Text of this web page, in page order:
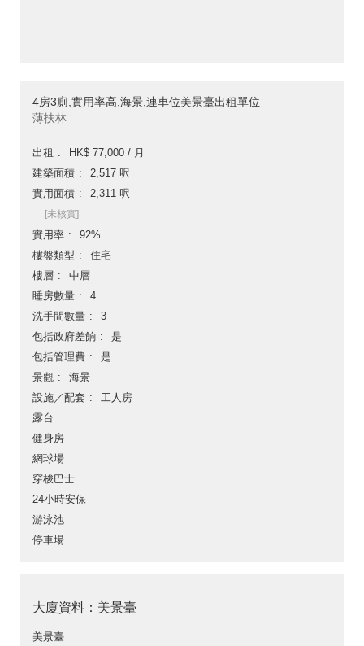
4房3廁,實用率高,海景,連車位美景臺出租單位
薄扶林
出租
HK$ 77,000 / 月
建築面積
2,517 呎
實用面積
2,311 呎
[未核實]
實用率
92%
樓盤類型
住宅
樓層
中層
睡房數量
4
洗手間數量
3
包括政府差餉
是
包括管理費
是
景觀
海景
設施／配套
工人房
露台
健身房
網球場
穿梭巴士
24小時安保
游泳池
停車場
大廈資料：美景臺
美景臺